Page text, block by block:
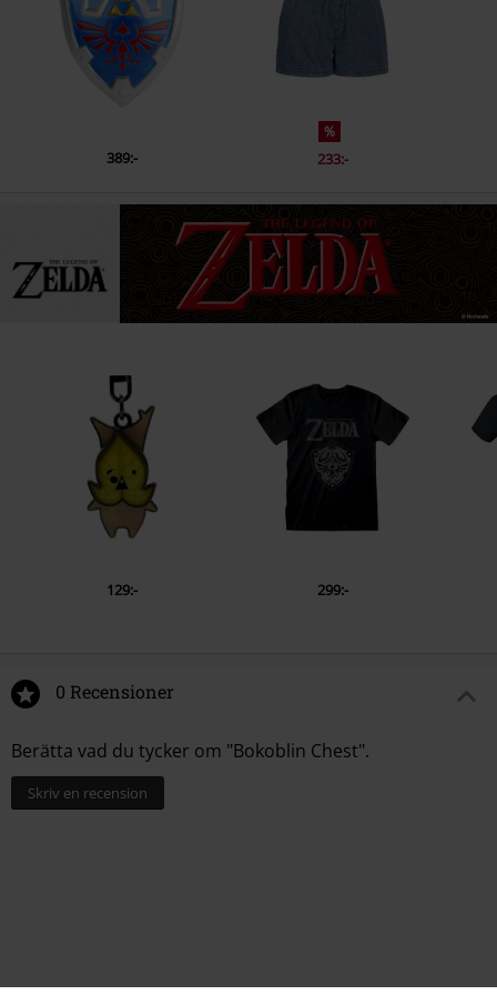
389:-
%
233:-
129:- 299:-
0 Recensioner
Berätta vad du tycker om "Bokoblin Chest".
Skriv en recension